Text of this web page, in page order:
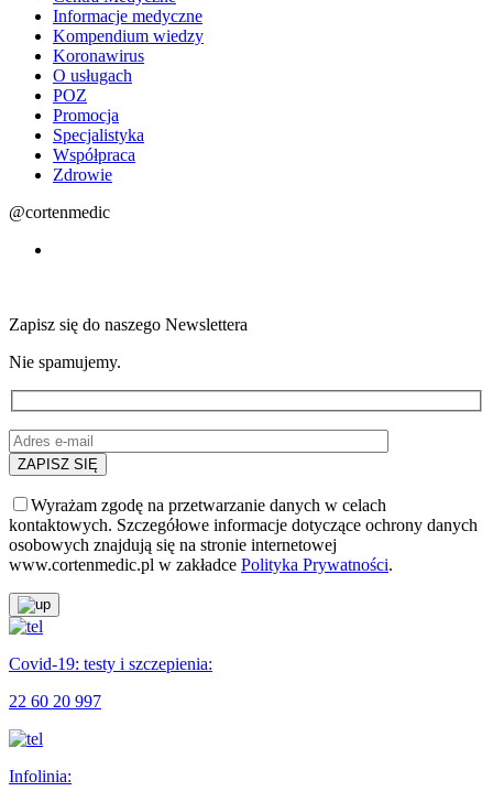
Informacje medyczne
Kompendium wiedzy
Koronawirus
O usługach
POZ
Promocja
Specjalistyka
Współpraca
Zdrowie
@cortenmedic
Zapisz się do naszego Newslettera
Nie spamujemy.
Wyrażam zgodę na przetwarzanie danych w celach
kontaktowych. Szczegółowe informacje dotyczące ochrony danych
osobowych znajdują się na stronie internetowej
www.cortenmedic.pl w zakładce Polityka Prywatności.
Covid-19: testy i szczepienia:
22 60 20 997
Infolinia: